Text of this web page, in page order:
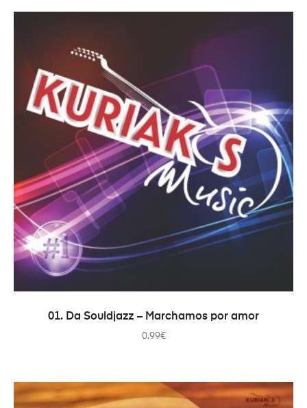
ADD TO CART
01. Da Souldjazz – Marchamos por amor
0.99€